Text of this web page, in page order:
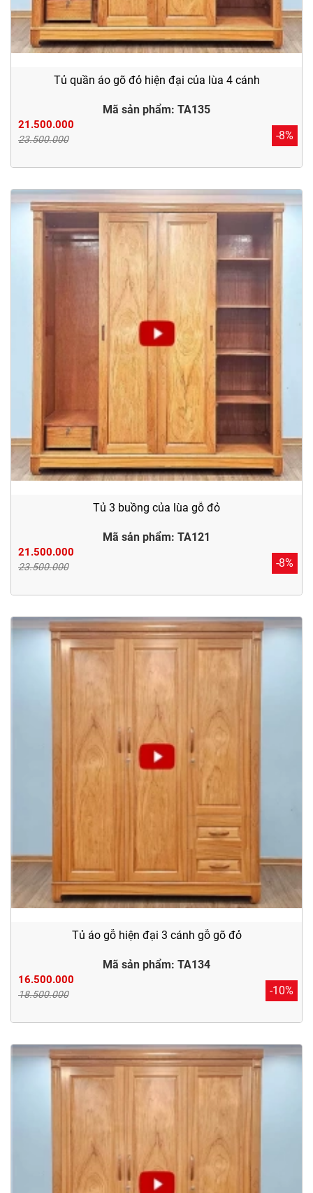
Tủ quần áo gõ đỏ hiện đại của lùa 4 cánh
Mã sản phẩm: TA135
21.500.000
23.500.000 -8%
Tủ 3 buồng của lùa gỗ đỏ
Mã sản phẩm: TA121
21.500.000
23.500.000 -8%
Tủ áo gỗ hiện đại 3 cánh gỗ gõ đỏ
Mã sản phẩm: TA134
16.500.000
18.500.000 -10%